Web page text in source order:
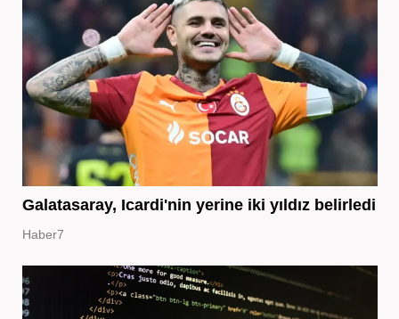
Galatasaray, Icardi'nin yerine iki yıldız belirledi
Haber7